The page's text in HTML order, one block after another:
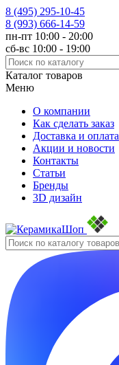
8 (495) 295-10-45
8 (993) 666-14-59
пн-пт 10:00 - 20:00
сб-вс 10:00 - 19:00
Каталог товаров
Меню
О компании
Как сделать заказ
Доставка и оплата
Акции и новости
Контакты
Статьи
Бренды
3D дизайн